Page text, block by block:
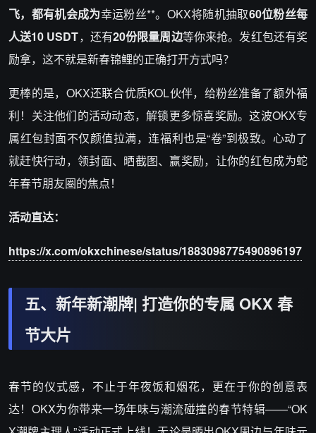
飞，都有机会成为幸运粉丝**。OKX将随机抽取60位粉丝每
人送10 USDT，还有20份限量周边等你来抢。发红包还有奖
励拿，这不就是新春锦鲤的正确打开方式吗？
更棒的是，OKX还联合优质KOL伙伴，给粉丝准备了额外福
利！关注他们的活动动态，解锁更多惊喜奖励。这波OKX专
属红包封面不仅颜值拉满，连福利也是“卷”到极致。心动了
就赶快行动，领封面、晒截图、赢奖励，让你的红包成为蛇
年春节朋友圈的焦点！
活动直达：
https://x.com/okxchinese/status/1883098775490896197
五、新年新潮牌| 打造你的专属 OKX 春
节大片
春节的仪式感，不止于年夜饭和烟花，更在于你的创意表
达！OKX为你带来一场年味与潮流碰撞的春节特辑——“OK